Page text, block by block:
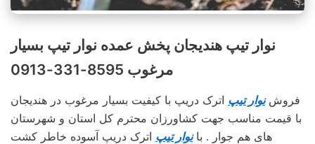
نوار تیپ هندیجان پخش عمده نوار تیپ بسیار
مرغوب 8595-331-0913
فروشنوار تیپ اترک دریپ با کیفیت بسیار مرغوب در هندیجان
با قیمت مناسب جهت کشاورزان محترم کل استان و شهرستان
های هم جوار . بانوار تیپ اترک دریپ آسوده خاطر کشت